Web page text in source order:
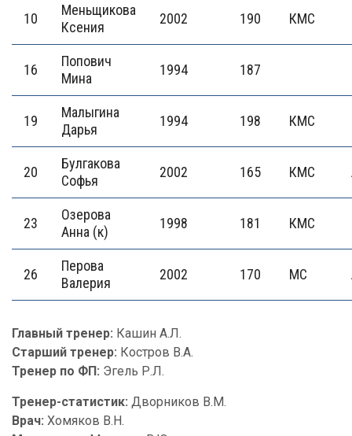
10
Меньщикова
Ксения
2002 190 КМС
16
Попович
Мина
1994 187
19
Малыгина
Дарья
1994 198 КМС
20
Булгакова
Софья
2002 165 КМС
23
Озерова
Анна (к)
1998 181 КМС
26
Перова
Валерия
2002 170 МС
Главный тренер: Кашин А.Л.
Старший тренер: Костров В.А.
Тренер по ФП: Эгель Р.Л.
Тренер-статистик: Дворников В.М.
Врач: Хомяков В.Н.